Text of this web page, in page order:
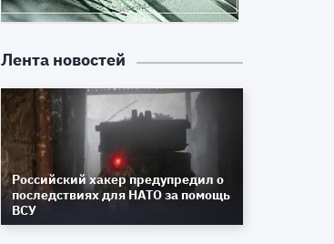
Лента новостей
Российский хакер предупредил о
последствиях для НАТО за помощь
ВСУ